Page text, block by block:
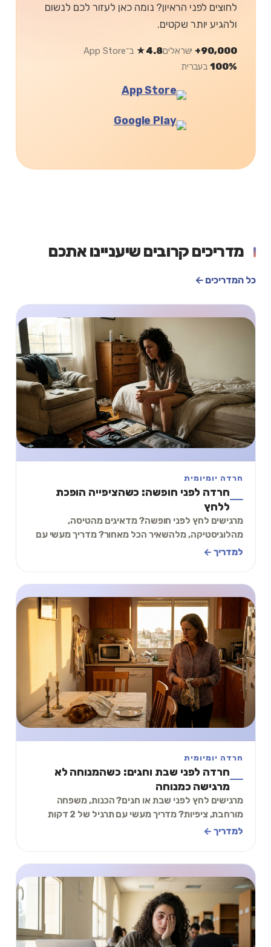
לחוצים לפני הראיון? נומה כאן לעזור לכם לנשום
ולהגיע יותר שקטים.
90,000+ ישראלים4.8★
ב־App Store
100%בעברית
מדריכים קרובים שיעניינו אתכם
כל המדריכים ←
חרדה יומיומית
חרדה לפני חופשה: כשהציפייה הופכת
ללחץ
מרגישים לחץ לפני חופשה? מדאיגים מהטיסה,
מהלוגיסטיקה, מלהשאיר הכל מאחור? מדריך מעשי עם
תרגיל של 2 דקות להתמודדות עם חרדה לפני נסיעה.
למדריך ←
חרדה יומיומית
חרדה לפני שבת וחגים: כשהמנוחה לא
מרגישה כמנוחה
מרגישים לחץ לפני שבת או חגים? הכנות, משפחה
מורחבת, ציפיות? מדריך מעשי עם תרגיל של 2 דקות
להתמודדות עם חרדה לפני ימי מנוחה.
למדריך ←